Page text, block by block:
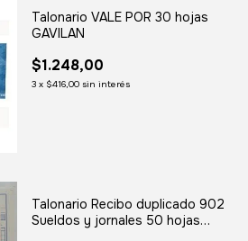
Talonario VALE POR 30 hojas
GAVILAN
$1.248,00
3 x $416,00 sin interés
Talonario Recibo duplicado 902
Sueldos y jornales 50 hojas